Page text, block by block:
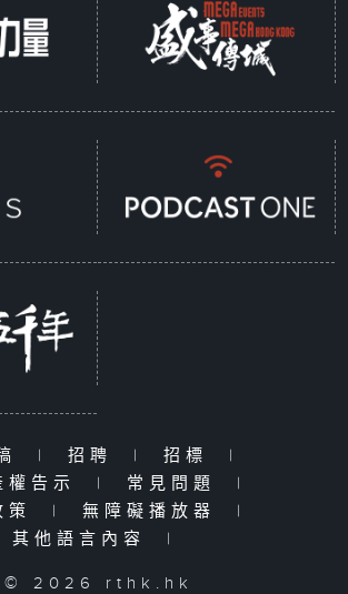
| 招聘 | 招標
|
權告示
| 常見問題
|
策
| 無障礙播放器
|
其他語言內容
|
© 2026 rthk.hk